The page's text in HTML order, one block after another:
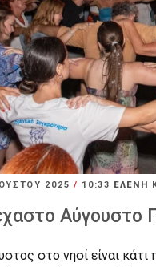
2025 / 10:33 ΕΛΕΝΗ
Αύγουστο
στο νησί είναι κάτι